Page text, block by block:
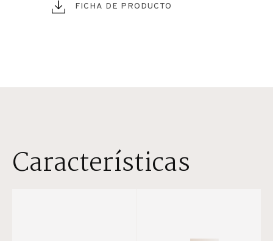
FICHA DE PRODUCTO
Características